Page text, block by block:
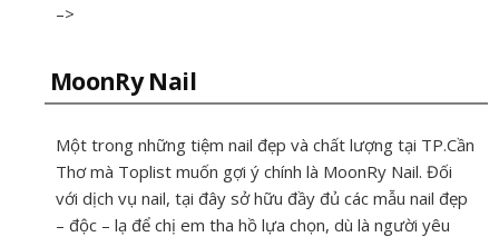
–>
MoonRy Nail
Một trong những tiệm nail đẹp và chất lượng tại TP.Cần
Thơ mà Toplist muốn gợi ý chính là MoonRy Nail. Đối
với dịch vụ nail, tại đây sở hữu đầy đủ các mẫu nail đẹp
– độc – lạ để chị em tha hồ lựa chọn, dù là người yêu